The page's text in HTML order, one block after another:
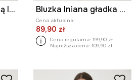
Spodnie z domieszką lnu męskie z paskiem Bluzka lniana gładka kolor żółty
Cena aktualna:
89,90 zł
Cena regularna: 199,90 zł
Najniższa cena: 109,90 zł